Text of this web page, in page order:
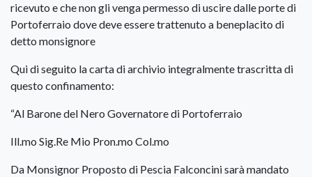
ricevuto e che non gli venga permesso di uscire dalle porte di
Portoferraio dove deve essere trattenuto a beneplacito di
detto monsignore
Qui di seguito la carta di archivio integralmente trascritta di
questo confinamento:
“Al Barone del Nero Governatore di Portoferraio
Ill.mo Sig.Re Mio Pron.mo Col.mo
Da Monsignor Proposto di Pescia Falconcini sarà mandato